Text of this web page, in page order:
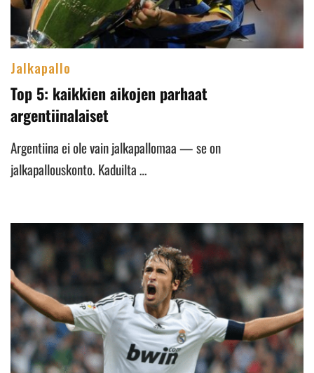
Jalkapallo
Top 5: kaikkien aikojen parhaat
argentiinalaiset
Argentiina ei ole vain jalkapallomaa — se on
jalkapallouskonto. Kaduilta …